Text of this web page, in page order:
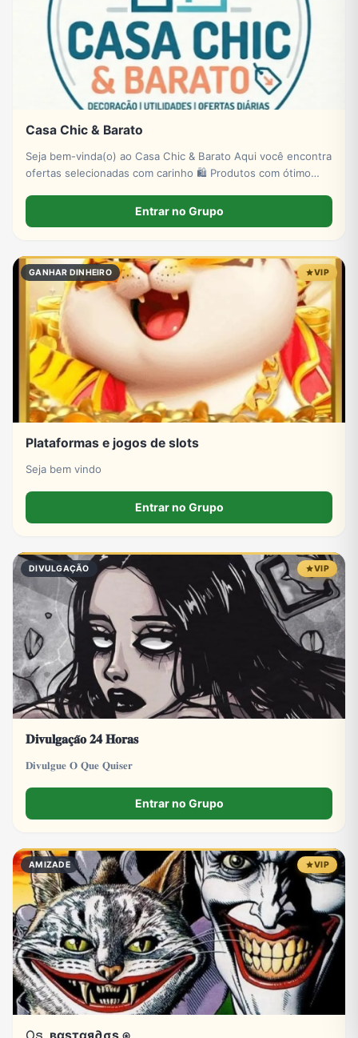
Casa Chic & Barato
Seja bem-vinda(o) ao Casa Chic & Barato Aqui você encontra
ofertas selecionadas com carinho 🛍️ Produtos com ótimo
Entrar no Grupo
GANHAR DINHEIRO VIP
Plataformas e jogos de slots
Seja bem vindo
Entrar no Grupo
DIVULGAÇÃO VIP
𝐃𝐢𝐯𝐮𝐥𝐠𝐚𝐜̧𝐚̃𝐨 𝟐𝟒 𝐇𝐨𝐫𝐚𝐬
𝐃𝐢𝐯𝐮𝐥𝐠𝐮𝐞 𝐎 𝐐𝐮𝐞 𝐐𝐮𝐢𝐬𝐞𝐫
Entrar no Grupo
AMIZADE VIP